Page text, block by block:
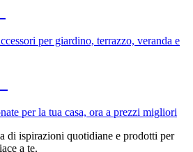
per giardino, terrazzo, veranda e
per la tua casa, ora a prezzi migliori
di ispirazioni quotidiane e prodotti per
a te.